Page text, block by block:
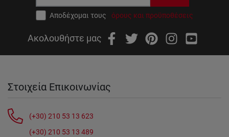
Αποδέχομαι τους όρους και προϋποθέσεις
Ακολουθήστε μας
Στοιχεία Επικοινωνίας
(+30) 210 53 13 623
(+30) 210 53 13 489